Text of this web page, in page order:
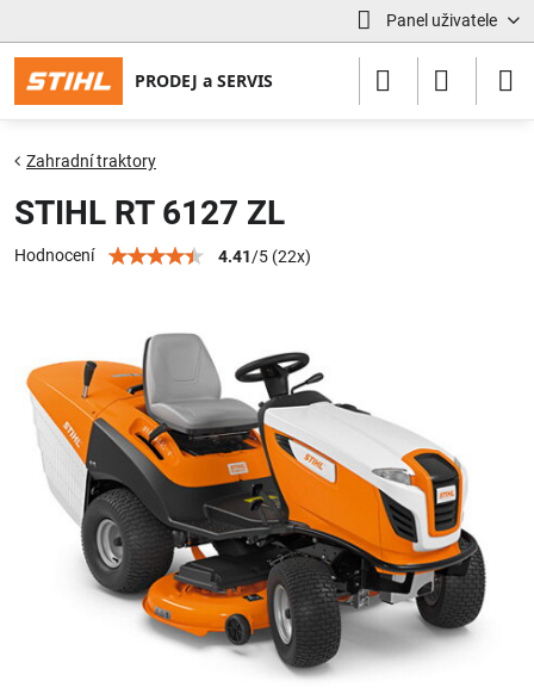
Panel uživatele
Zahradní traktory
STIHL RT 6127 ZL
Hodnocení 4.41/5 (22x)